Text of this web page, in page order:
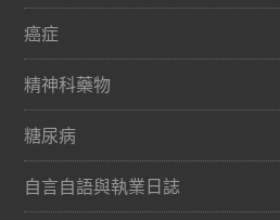
癌症
精神科藥物
糖尿病
自言自語與執業日誌